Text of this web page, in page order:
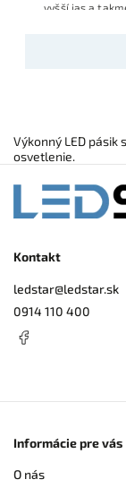
vyšší jas a
na medenom
deliteľný
Výkonný LED pásik
osvetlenie.
Kontakt
ledstar@ledstar.sk
0914 110 400
Informácie pre vás
O nás